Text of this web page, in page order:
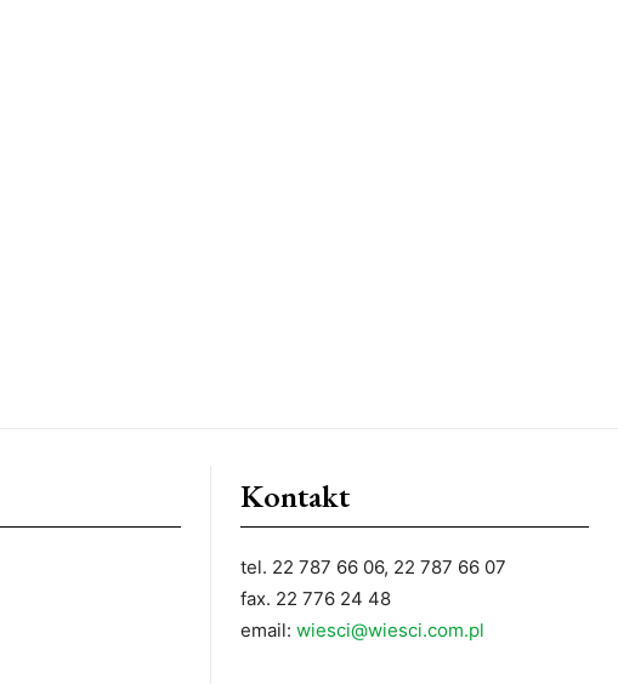
Kontakt
tel. 22 787 66 06, 22 787 66 07
fax. 22 776 24 48
email: wiesci@wiesci.com.pl